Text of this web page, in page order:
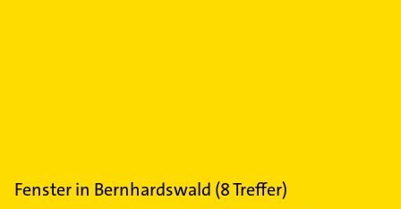
Fensterin Bernhardswald (8Treffer)